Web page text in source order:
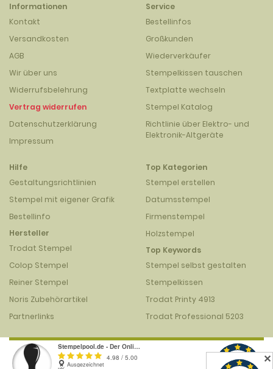
Informationen
Kontakt
Versandkosten
AGB
Wir über uns
Widerrufsbelehrung
Vertrag widerrufen
Datenschutzerklärung
Impressum
Service
Bestellinfos
Großkunden
Wiederverkäufer
Stempelkissen tauschen
Textplatte wechseln
Stempel Katalog
Richtlinie über Elektro- und
Elektronik-Altgeräte
Hilfe
Gestaltungsrichtlinien
Stempel mit eigener Grafik
Bestellinfo
Hersteller
Trodat Stempel
Colop Stempel
Reiner Stempel
Noris Zubehörartikel
Partnerlinks
Top Kategorien
Stempel erstellen
Datumsstempel
Firmenstempel
Holzstempel
Top Keywords
Stempel selbst gestalten
Stempelkissen
Trodat Printy 4913
Trodat Professional 5203
✕